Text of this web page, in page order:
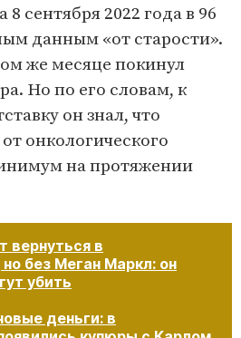
8 сентября 2022 года в 96
данным «от старости».
же месяце покинул
Но по его словам, к
он знал, что
онкологического
на протяжении
вернуться в
без Меган Маркл: он
убить
деньги: в